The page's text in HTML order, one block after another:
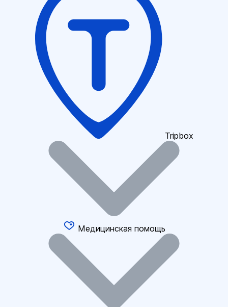
Tripbox
Медицинская помощь